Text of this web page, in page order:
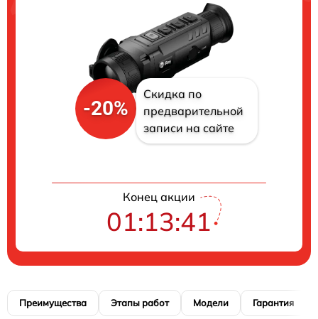
-20%
Скидка по
предварительной
записи на сайте
Конец акции
01:13:40
Преимущества Этапы работ Модели Гарантия